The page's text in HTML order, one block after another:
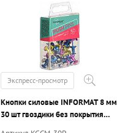
Экспресс-просмотр
Кнопки силовые INFORMAT 8 мм
30 шт гвоздики без покрытия